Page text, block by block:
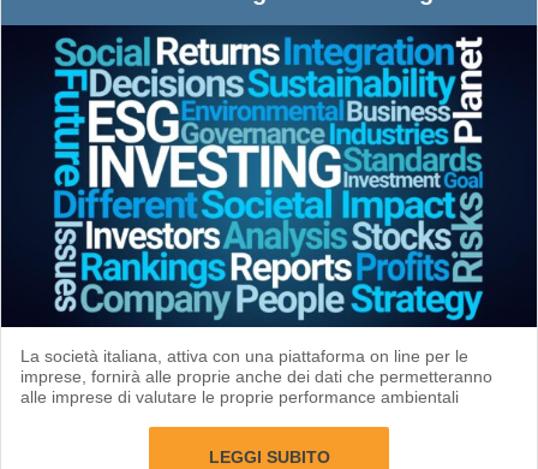
La società italiana, attiva con una piattaforma on line per le
imprese, fornirà alle proprie anche dei dati che permetteranno
alle imprese di valutare le proprie performance ambientali
LEGGI SUBITO